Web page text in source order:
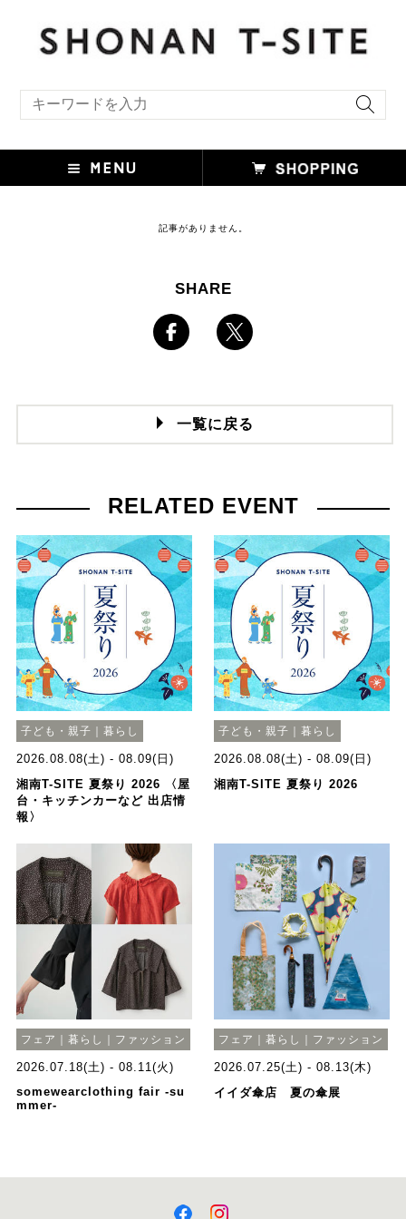
記事がありません。
SHARE
一覧に戻る
RELATED EVENT
子ども・親子｜暮らし
2026.08.08(土) - 08.09(日)
湘南T-SITE 夏祭り 2026 〈屋
台・キッチンカーなど 出店情
報〉
子ども・親子｜暮らし
2026.08.08(土) - 08.09(日)
湘南T-SITE 夏祭り 2026
フェア｜暮らし｜ファッション
2026.07.18(土) - 08.11(火)
somewearclothing fair -su
mmer-
フェア｜暮らし｜ファッション
2026.07.25(土) - 08.13(木)
イイダ傘店 夏の傘展